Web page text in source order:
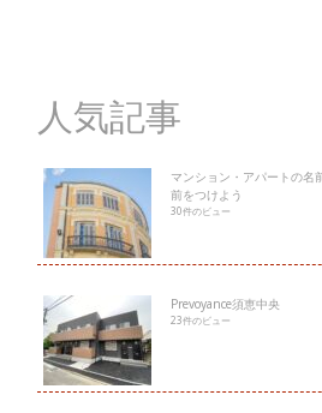
人気記事
マンション・アパートの名
前をつけよう
30件のビュー
Prevoyance須恵中央
23件のビュー